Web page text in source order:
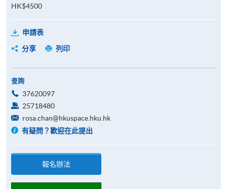
HK$4500
申請表
分享
列印
查詢
37620097
25718480
rosa.chan@hkuspace.hku.hk
有疑問？歡迎在此提出
報名辦法